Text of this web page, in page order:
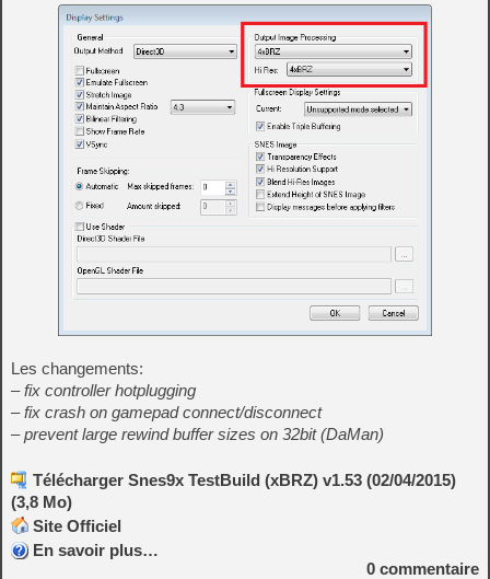
Les changements:
– fix controller hotplugging
– fix crash on gamepad connect/disconnect
– prevent large rewind buffer sizes on 32bit (DaMan)
Télécharger Snes9x TestBuild (xBRZ) v1.53 (02/04/2015)
(3,8 Mo)
Site Officiel
En savoir plus…
0 commentaire